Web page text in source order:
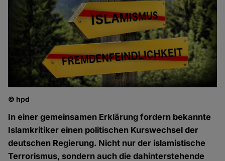
© hpd
In einer gemeinsamen Erklärung fordern bekannte
Islamkritiker einen politischen Kurswechsel der
deutschen Regierung. Nicht nur der islamistische
Terrorismus, sondern auch die dahinterstehende